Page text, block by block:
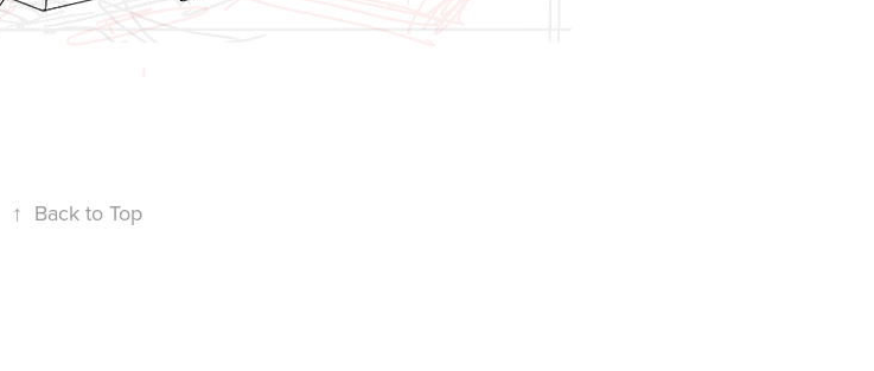
↑ Back to Top